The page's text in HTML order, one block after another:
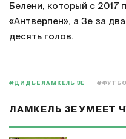
Белени, который с 2017
«Антверпен», а Зе за
десять голов.
#ДИДЬЕ ЛАМКЕЛЬ ЗЕ
ЛАМКЕЛЬ ЗЕ УМЕЕТ